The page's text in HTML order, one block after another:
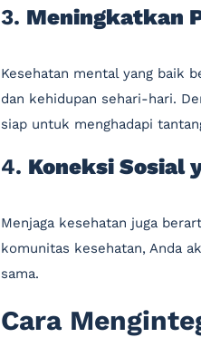
3. Meningkatkan
Kesehatan mental yang baik
dan kehidupan sehari-hari.
siap untuk menghadapi
4. Koneksi Sosial
Menjaga kesehatan juga
komunitas kesehatan, Anda
sama.
Cara